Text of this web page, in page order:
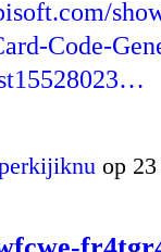
Code-
op